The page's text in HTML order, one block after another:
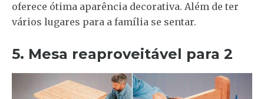
oferece ótima aparência decorativa. Além de ter
vários lugares para a família se sentar.
5. Mesa reaproveitável para 2